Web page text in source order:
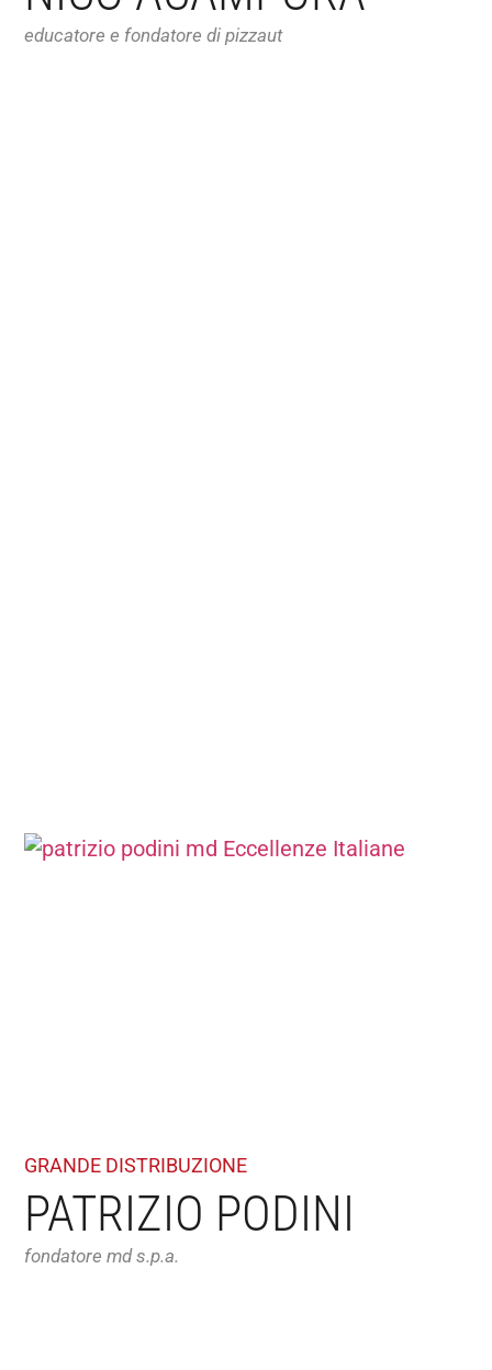
educatore e fondatore di pizzaut
GRANDE DISTRIBUZIONE
PATRIZIO PODINI
fondatore md s.p.a.